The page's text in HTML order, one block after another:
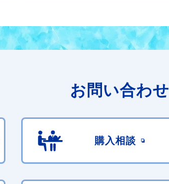
お問い合わせ
購入相談